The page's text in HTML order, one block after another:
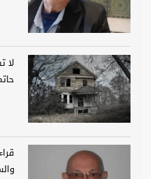
لا